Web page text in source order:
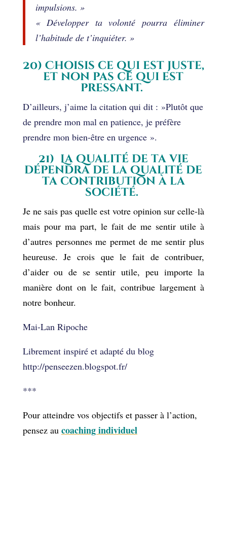
impulsions. »
« Développer ta volonté pourra éliminer
l’habitude de t’inquiéter. »
20) Choisis ce qui est juste,
et non pas ce qui est
pressant.
D’ailleurs, j’aime la citation qui dit : »Plutôt que
de prendre mon mal en patience, je préfère
prendre mon bien-être en urgence ».
21) La qualité de ta vie
dépendra de la qualité de
ta contribution à la
société.
Je ne sais pas quelle est votre opinion sur celle-là
mais pour ma part, le fait de me sentir utile à
d’autres personnes me permet de me sentir plus
heureuse. Je crois que le fait de contribuer,
d’aider ou de se sentir utile, peu importe la
manière dont on le fait, contribue largement à
notre bonheur.
Mai-Lan Ripoche
Librement inspiré et adapté du blog
http://penseezen.blogspot.fr/
***
Pour atteindre vos objectifs et passer à l’action,
pensez au coaching individuel